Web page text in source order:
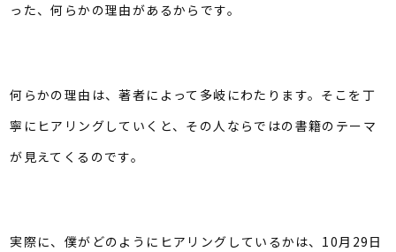
った、何らかの理由があるからです。
何らかの理由は、著者によって多岐にわたります。そこを丁
寧にヒアリングしていくと、その人ならではの書籍のテーマ
が見えてくるのです。
実際に、僕がどのようにヒアリングしているかは、10月29日